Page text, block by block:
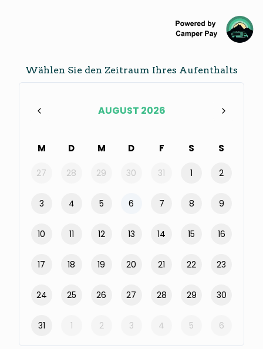
Wählen Sie den Zeitraum Ihres Aufenthalts
AUGUST 2026
M D M D F S S
27 28 29 30 31 1 2
3 4 5 6 7 8 9
10 11 12 13 14 15 16
17 18 19 20 21 22 23
24 25 26 27 28 29 30
31 1 2 3 4 5 6